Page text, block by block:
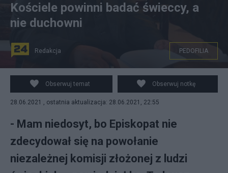
Ks. Tadeusz Isakowicz-Zaleski
Kościele powinni badać świeccy, a
nie duchowni
Redakcja PEDOFILIA
Obserwuj temat Obserwuj notkę
28.06.2021 , ostatnia aktualizacja: 28.06.2021, 22:55
- Mam niedosyt, bo Episkopat nie
zdecydował się na powołanie
niezależnej komisji złożonej z ludzi